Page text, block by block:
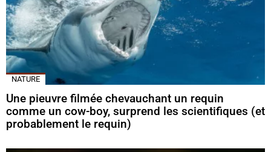
NATURE
Une pieuvre filmée chevauchant un requin
comme un cow-boy, surprend les scientifiques (et
probablement le requin)